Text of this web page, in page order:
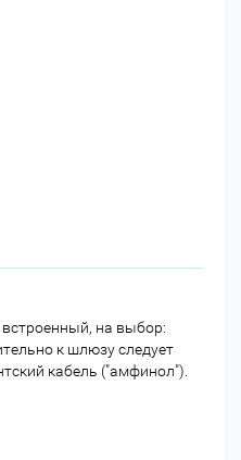
на выбор:
к шлюзу следует
кабель ("амфинол").